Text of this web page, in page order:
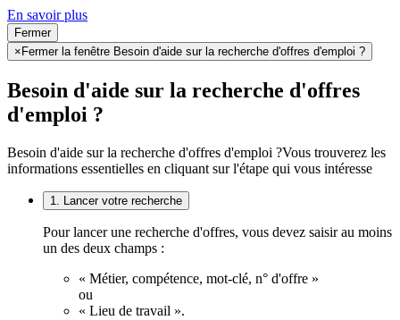
En savoir plus
Fermer
× Fermer la fenêtre Besoin d'aide sur la recherche d'offres d'emploi ?
Besoin d'aide sur la recherche d'offres
d'emploi ?
Besoin d'aide sur la recherche d'offres d'emploi ?Vous trouverez les
informations essentielles en cliquant sur l'étape qui vous intéresse
1. Lancer votre recherche
Pour lancer une recherche d'offres, vous devez saisir au moins
un des deux champs :
« Métier, compétence, mot-clé, n° d'offre »
ou
« Lieu de travail ».